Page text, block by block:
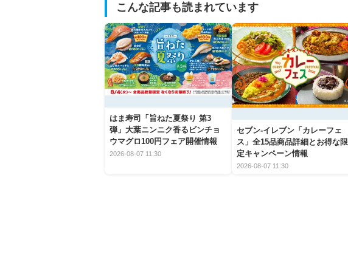
こんな記事も読まれています
はま寿司「旨ねた夏祭り 第3
弾」大葉ニンニク香るビンチョ
ウマグロ100円フェア開催情報
2026-08-07 11:30
セブン‐イレブン「カレーフェ
ス」全15品商品詳細とお得な限
定キャンペーン情報
2026-08-07 11:30